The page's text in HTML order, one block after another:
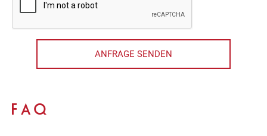
ANFRAGE SENDEN
FAQ